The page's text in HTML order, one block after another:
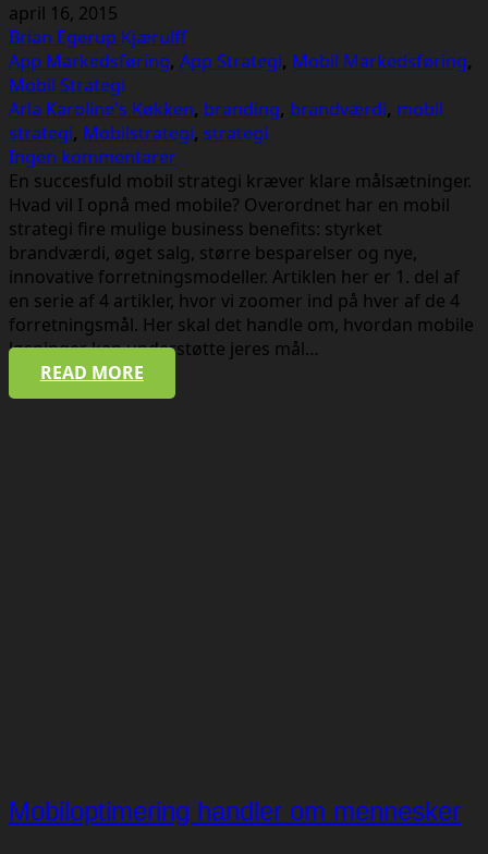
april 16, 2015
Brian Egerup Kjærulff
App Markedsføring, App Strategi, Mobil Markedsføring,
Mobil Strategi
Arla Karoline's Køkken, branding, brandværdi, mobil
strategi, Mobilstrategi, strategi
Ingen kommentarer
En succesfuld mobil strategi kræver klare målsætninger.
Hvad vil I opnå med mobile? Overordnet har en mobil
strategi fire mulige business benefits: styrket
brandværdi, øget salg, større besparelser og nye,
innovative forretningsmodeller. Artiklen her er 1. del af
en serie af 4 artikler, hvor vi zoomer ind på hver af de 4
forretningsmål. Her skal det handle om, hvordan mobile
løsninger kan understøtte jeres mål…
READ MORE
Mobiloptimering handler om mennesker